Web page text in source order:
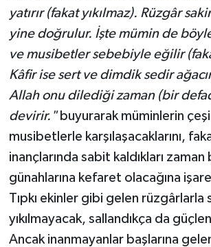
yatırır (fakat yıkılmaz). Rüzgâr
yine doğrulur. İşte mümin de
ve musibetler sebebiyle eğilir
Kâfir ise sert ve dimdik sedir
Allah onu dilediği zaman (bir
devirir."buyurarak müminlerin
musibetlerle karşılaşacaklarını,
inançlarında sabit kaldıkları
günahlarına kefaret olacağına
Tıpkı ekinler gibi gelen rüzgârlarla
yıkılmayacak, sallandıkça da
Ancak inanmayanlar başlarına
Van Müftülüğü
Yalova Müftülüğü
Yozgat Müftülüğü
Zonguldak Müftülüğü